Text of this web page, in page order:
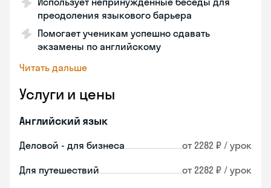
преодоления языкового барьера
Помогает ученикам успешно сдавать
экзамены по английскому
Читать дальше
Услуги и цены
Английский язык
Деловой - для бизнеса от 2282 ₽ / урок
Для путешествий от 2282 ₽ / урок